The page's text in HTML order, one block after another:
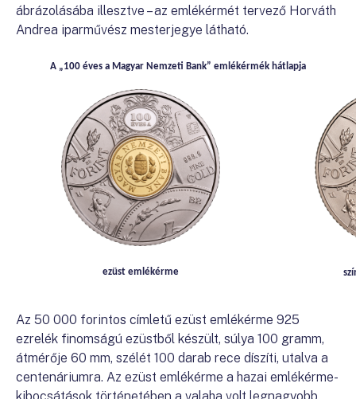
ábrázolásába illesztve – az emlékérmét tervező Horváth
Andrea iparművész mesterjegye látható.
A „100 éves a Magyar Nemzeti Bank” emlékérmék hátlapja
ezüst emlékérme
Az 50 000 forintos címletű ezüst emlékérme 925
ezrelék finomságú ezüstből készült, súlya 100 gramm,
átmérője 60 mm, szélét 100 darab rece díszíti, utalva a
centenáriumra. Az ezüst emlékérme a hazai emlékérme-